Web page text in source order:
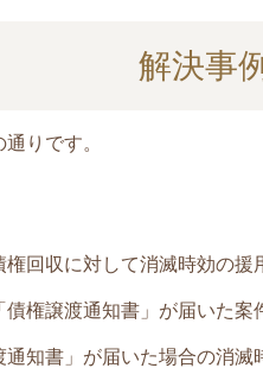
解決事
りです。
回収に対して消滅時効の
権譲渡通知書」が届いた案
通知書」 が届いた場合の消滅